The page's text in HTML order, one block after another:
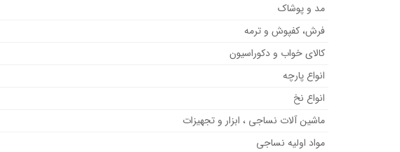
مد و پوشاک
فرش، کفپوش و ترمه
کالای خواب و دکوراسیون
انواع پارچه
انواع نخ
ماشین آلات نساجی ، ابزار و تجهیزات
مواد اولیه نساجی